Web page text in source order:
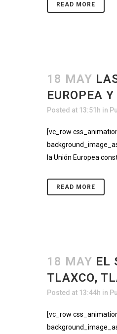
READ MORE
18 MAY
EUROPEA
Posted at 13:51h in
[vc_row
la Unión Europea
READ MORE
18 MAY EL
TLAXCO,
Posted at 13:44h in
[vc_row